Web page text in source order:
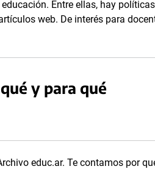
Entre ellas, hay
web. De interés para
y para qué
educ.ar. Te contamos por